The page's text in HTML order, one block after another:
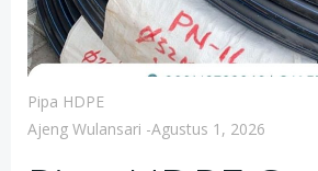
Pipa HDPE
Ajeng Wulansari -Agustus 1, 2026